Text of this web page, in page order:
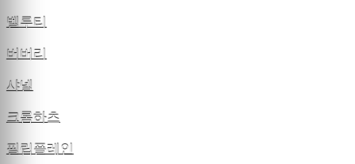
벨루티
버버리
샤넬
크롬하츠
필립플레인